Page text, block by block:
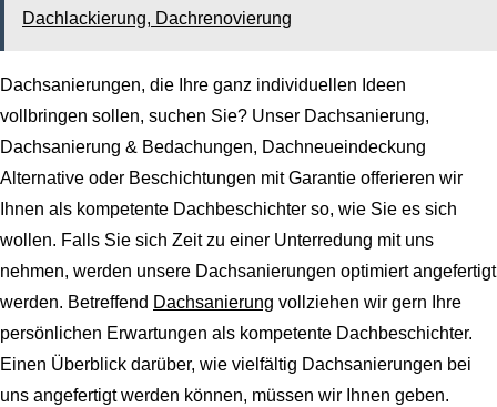
Dachlackierung, Dachrenovierung
Dachsanierungen, die Ihre ganz individuellen Ideen
vollbringen sollen, suchen Sie? Unser Dachsanierung,
Dachsanierung & Bedachungen, Dachneueindeckung
Alternative oder Beschichtungen mit Garantie offerieren wir
Ihnen als kompetente Dachbeschichter so, wie Sie es sich
wollen. Falls Sie sich Zeit zu einer Unterredung mit uns
nehmen, werden unsere Dachsanierungen optimiert angefertigt
werden. Betreffend Dachsanierung vollziehen wir gern Ihre
persönlichen Erwartungen als kompetente Dachbeschichter.
Einen Überblick darüber, wie vielfältig Dachsanierungen bei
uns angefertigt werden können, müssen wir Ihnen geben.